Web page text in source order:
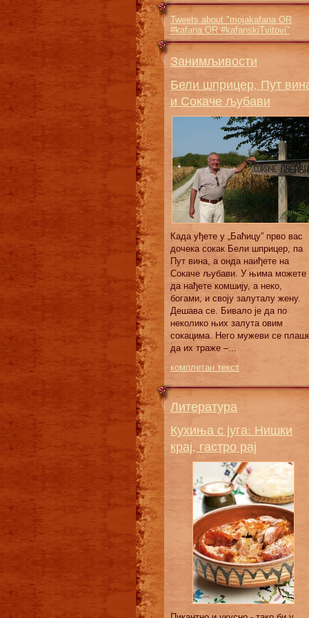
Tweets about "mojakafana OR
#kafana OR #kafanskiTvitovi"
Занимљивости
Бели шприцер, Пут
и Сокаче љубави
Када уђете у „Баћицу” прво вас
дочека сокак Бели шприцер, па
Пут вина, а онда наиђете на
Сокаче љубави. У њима можете
да нађете комшију, а неко,
богами, и своју залуталу жену.
Дешава се. Бивало је да по
неколико њих залута овим
сокацима. Него мужеви се
да их траже –...
комплетан текст
Литература
Кухиња с југа: Нишки
крај, гастро рај